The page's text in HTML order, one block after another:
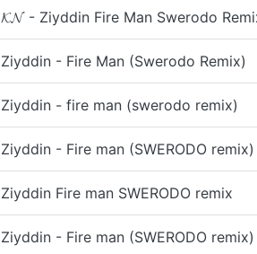
𝓚𝓝 - Ziyddin Fire Man Swerodo
Ziyddin - Fire Man (Swerodo Remix)
Ziyddin - fire man (swerodo remix)
Ziyddin - Fire man (SWERODO remix)
Ziyddin Fire man SWERODO remix
Ziyddin - Fire man (SWERODO remix)